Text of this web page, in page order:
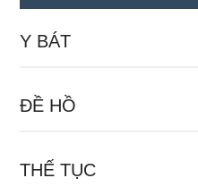
Y BÁT
ĐỀ HỒ
THẾ TỤC